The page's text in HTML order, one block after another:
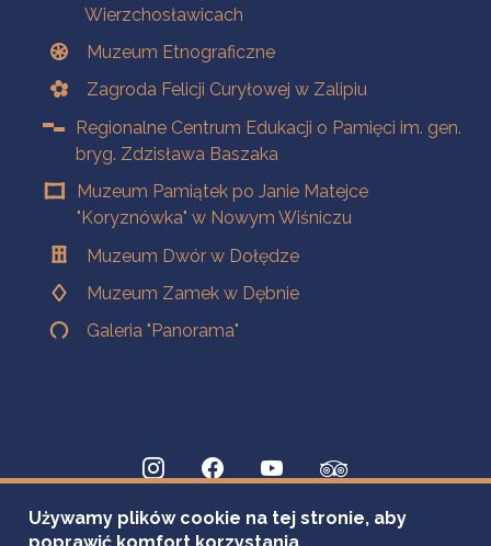
Wierzchosławicach
Muzeum Etnograficzne
Zagroda Felicji Curyłowej w Zalipiu
Regionalne Centrum Edukacji o Pamięci im. gen.
bryg. Zdzisława Baszaka
Muzeum Pamiątek po Janie Matejce
"Koryznówka" w Nowym Wiśniczu
Muzeum Dwór w Dołędze
Muzeum Zamek w Dębnie
Galeria "Panorama"
Używamy plików cookie na tej stronie, aby